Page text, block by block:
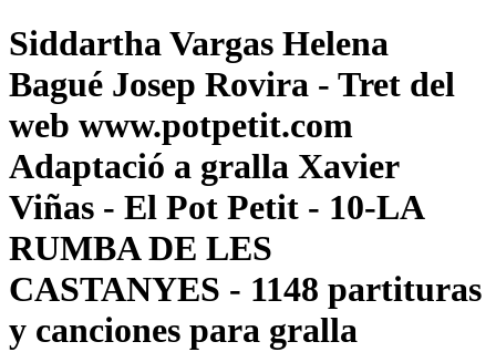
Siddartha Vargas Helena
Bagué Josep Rovira - Tret del
web www.potpetit.com
Adaptació a gralla Xavier
Viñas - El Pot Petit - 10-LA
RUMBA DE LES
CASTANYES - 1148 partituras
y canciones para gralla